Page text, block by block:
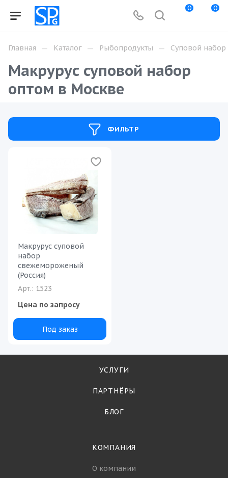
0 0
Главная — Каталог — Рыбопродукты — Суповой набор
Макрурус суповой набор
оптом в Москве
ФИЛЬТР
Макрурус суповой
набор
свежемороженый
(Россия)
Арт.: 1523
Цена по запросу
Под заказ
УСЛУГИ
ПАРТНЁРЫ
БЛОГ
КОМПАНИЯ
О компании